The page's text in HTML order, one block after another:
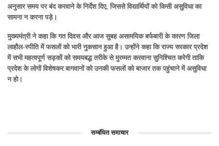
अनुसार समय पर बंद करवाने के निर्देश दिए, जिससे विद्यार्थियों को किसी असुविधा का
सामना न करना पड़े।
मुख्यमंत्री ने कहा कि गत दिवस और आज सुबह असामयिक बर्फबारी के कारण जिला
लाहौल-स्पीति में फसलों को भारी नुकसान हुआ है। उन्होंने कहा कि राज्य सरकार प्रदेश
में सभी महत्वपूर्ण सड़कों को समयबद्ध तरीके से मुरम्मत करवाना सुनिश्चित करेगी ताकि
प्रदेश के लोगों विशेषकर बागवानों को उनकी फसलों को बाजार तक पहुंचाने में असुविधा
न हो।
सम्बंधित समाचार